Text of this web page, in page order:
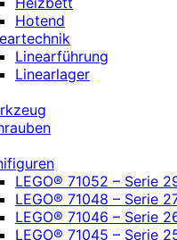
Hotend
Linearführung
Linearlager
LEGO® 71052 – Serie
LEGO® 71048 – Serie
LEGO® 71046 – Serie
LEGO® 71045 – Serie